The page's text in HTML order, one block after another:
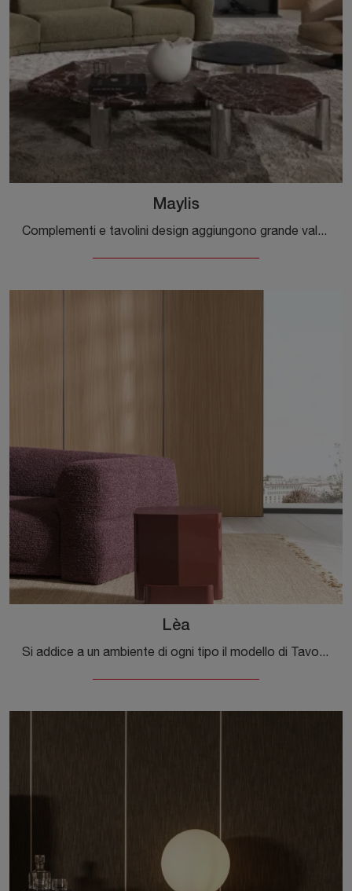
Maylis
Complementi e tavolini design aggiungono grande valore all’arredo delle nostre abitazioni e sono multifunzionali oltre che belli da vedere.
Lèa
Si addice a un ambiente di ogni tipo il modello di Tavolino Lèa di Molteni & C che vedi: completerà gli arredi di casa coniugando praticità e design.